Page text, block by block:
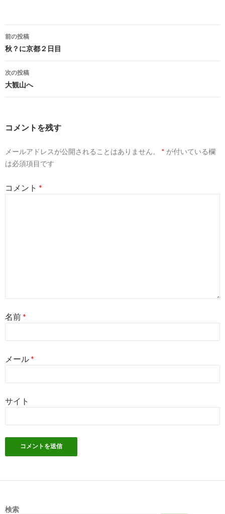
投
稿
ナ
ビ
ゲ
ョ
前の投稿
秋？に京都２日目
次の投稿
大観山へ
コメントを残す
メールアドレスが公開されることはありません。 * が付いている欄
は必須項目です
コメント *
名前*
メール*
サイト
検索